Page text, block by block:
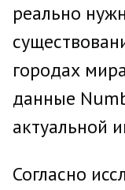
реально
городах
данные
актуальной
Согласно